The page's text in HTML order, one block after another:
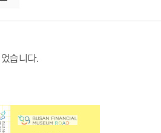
습니다.